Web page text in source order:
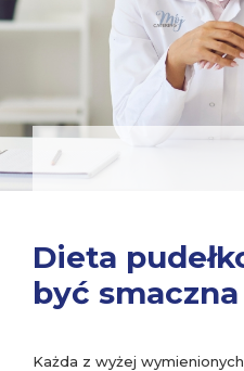
Dieta
być
Każda z wyżej